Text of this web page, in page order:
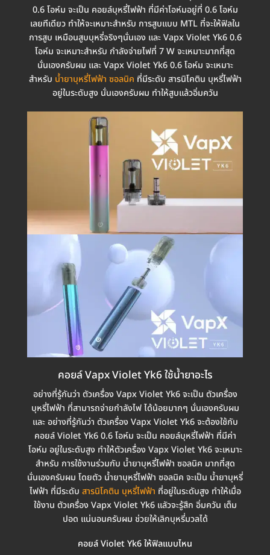
0.6 โอห์ม จะเป็น คอยล์บุหรี่ไฟฟ้า ที่มีค่าโอห์มอยู่ที่ 0.6 โอห์ม
เลยทีเดียว ทำให้จะเหมาะสำหรับ การสูบแบบ MTL ที่จะให้ฟิลใน
การสูบ เหมือนสูบบุหรี่จริงๆนั่นเอง และ Vapx Violet Yk6 0.6
โอห์ม จะเหมาะสำหรับ กำลังจ่ายไฟที่ 7 W จะเหมาะมากที่สุด
นั่นเองครับผม และ Vapx Violet Yk6 0.6 โอห์ม จะเหมาะ
สำหรับ น้ำยาบุหรี่ไฟฟ้า ซอลนิค ที่มีระดับ สารนิโคติน บุหรี่ไฟฟ้า
อยู่ในระดับสูง นั่นเองครับผม ทำให้สูบแล้วอิ่มควัน
คอยล์ Vapx Violet Yk6 ใช้น้ำยาอะไร
อย่างที่รู้กันว่า ตัวเครื่อง Vapx Violet Yk6 จะเป็น ตัวเครื่อง
บุหรี่ไฟฟ้า ที่สามารถจ่ายกำลังไฟ ได้น้อยมากๆ นั่นเองครับผม
และ อย่างที่รู้กันว่า ตัวเครื่อง Vapx Violet Yk6 จะต้องใช้กับ
คอยล์ Violet Yk6 0.6 โอห์ม จะเป็น คอยล์บุหรี่ไฟฟ้า ที่มีค่า
โอห์ม อยู่ในระดับสูง ทำให้ตัวเครื่อง Vapx Violet Yk6 จะเหมาะ
สำหรับ การใช้งานร่วมกับ น้ำยาบุหรี่ไฟฟ้า ซอลนิค มากที่สุด
นั่นเองครับผม โดยตัว น้ำยาบุหรี่ไฟฟ้า ซอลนิค จะเป็น น้ำยาบุหรี่
ไฟฟ้า ที่มีระดับ สารนิโคติน บุหรี่ไฟฟ้า ที่อยู่ในระดับสูง ทำให้เมื่อ
ใช้งาน ตัวเครื่อง Vapx Violet Yk6 แลัวจะรู้สึก อิ่มควัน เต็ม
ปอด แน่นอนครับผม ช่วยให้เลิกบุหรี่มวลได้
คอยล์ Violet Yk6 ให้ฟิลแบบไหน